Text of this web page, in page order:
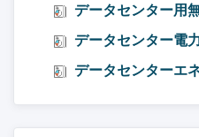
データセンター用
データセンター電
データセンターエ